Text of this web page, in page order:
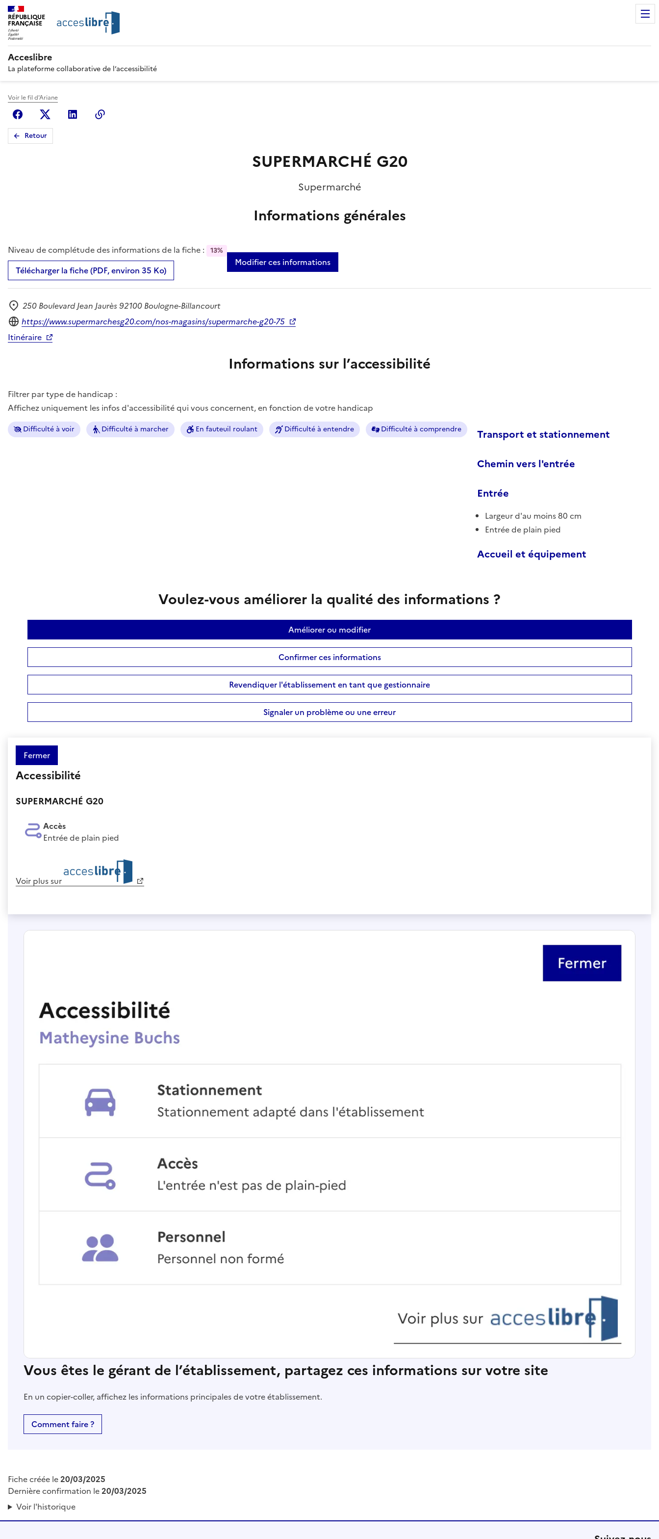
RÉPUBLIQUE
FRANÇAISE
Acceslibre
La plateforme collaborative de l’accessibilité
Voir le fil d'Ariane
FacebookX (anciennement Twitter)
Linkedin
Retour
SUPERMARCHÉ G20
Supermarché
Informations générales
Niveau de complétude des informations de la fiche : 13%
Télécharger la fiche (PDF, environ 35 Ko)
Modifier ces informations
Adresse
250 Boulevard Jean Jaurès 92100 Boulogne-Billancourt
Site internet
https://www.supermarchesg20.com/nos-magasins/supermarche-g20-75
Itinéraire
Informations sur l’accessibilité
Filtrer par type de handicap :
Affichez uniquement les infos d'accessibilité qui vous concernent, en fonction de votre handicap
Difficulté à voir Difficulté à marcher En fauteuil roulant Difficulté à entendre Difficulté à comprendre
Transport et stationnement
Chemin vers l'entrée
Entrée
Largeur d'au moins 80 cm
Entrée de plain pied
Accueil et équipement
Voulez-vous améliorer la qualité des informations ?
Améliorer ou modifier
Confirmer ces informations
Revendiquer l'établissement en tant que gestionnaire
Signaler un problème ou une erreur
Fermer
Accessibilité
SUPERMARCHÉ G20
Accès
Entrée de plain pied
Voir plus sur
Vous êtes le gérant de l’établissement, partagez ces informations sur votre site
En un copier-coller, affichez les informations principales de votre établissement.
Comment faire ?
Fiche créée le20/03/2025
Dernière confirmation le20/03/2025
Voir l'historique